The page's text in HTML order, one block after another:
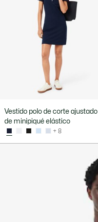
Vestido polo de corte ajustado
de minipiqué elástico
+ 8